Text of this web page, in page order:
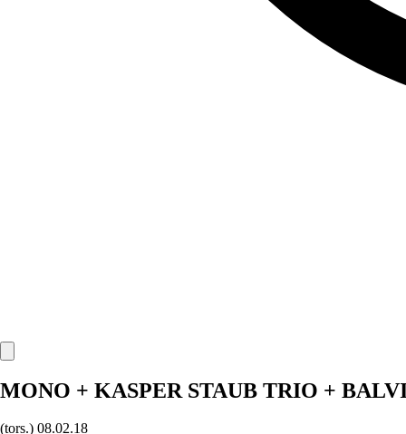
MONO + KASPER STAUB TRIO +
(tors.) 08.02.18